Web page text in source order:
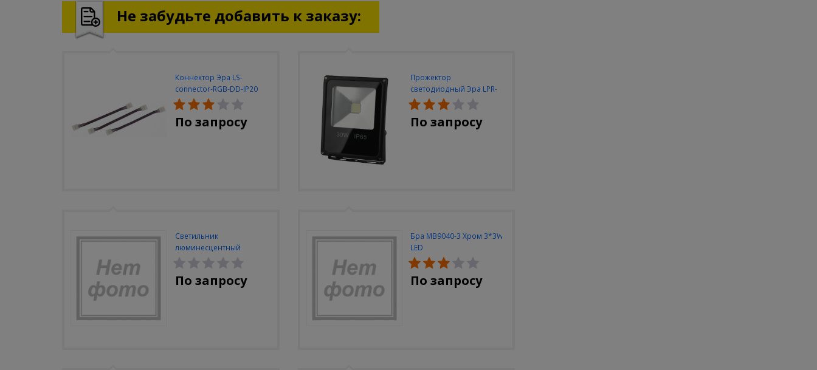
Не забудьте добавить к заказу:
Коннектор Эра LS-
connector-RGB-DD-IP20
(3шт/уп)
По запросу
Прожектор
светодиодный Эра LPR-
30W-6500K-M
По запросу
Светильник
люминесцентный
Navigator NEL-A2-E130-T4-
840/WH
По запросу
Бра MB9040-3 Хром 3*3W
LED
По запросу